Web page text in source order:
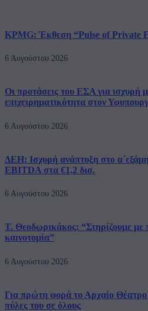
KPMG: Έκθεση “Pulse of Private
6 Αυγούστου 2026
Οι προτάσεις του ΕΣΑ για ισχυρή
επιχειρηματικότητα στον
6 Αυγούστου 2026
ΔΕΗ: Ισχυρή ανάπτυξη στο
EBITDA στα €1,2 δισ.
6 Αυγούστου 2026
Τ. Θεοδωρικάκος: “Στηρίζουμε με
καινοτομία”
6 Αυγούστου 2026
Για πρώτη φορά το Αρχαίο Θέατρο
πύλες του σε όλους